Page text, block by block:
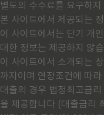
별도의 수수료를 요구하지
본 사이트에서 제공되는
이 사이트에서는 단기 개
대한 정보는 제공하지 않
이 사이트에서 소개되는
까지이며 연장조건에 따라
대출의 경우 법정최고금
을 제공합니다 (대출금리